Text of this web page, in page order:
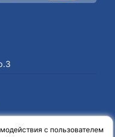
с пользователем